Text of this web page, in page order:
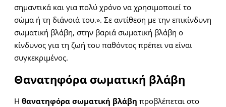
σημαντικά και για πολύ χρόνο να χρησιμοποιεί το
σώμα ή τη διάνοιά του.». Σε αντίθεση με την επικίνδυνη
σωματική βλάβη, στην βαριά σωματική βλάβη ο
κίνδυνος για τη ζωή του παθόντος πρέπει να είναι
συγκεκριμένος.
Θανατηφόρα σωματική βλάβη
Η θανατηφόρα σωματική βλάβη προβλέπεται στο